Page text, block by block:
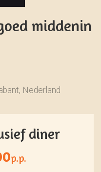
middenin
Nederland
diner
p.p.